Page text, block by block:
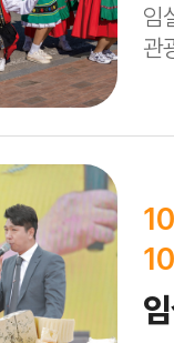
임
관
크 주요동선
일(일)
카트(캐릭터) → 취